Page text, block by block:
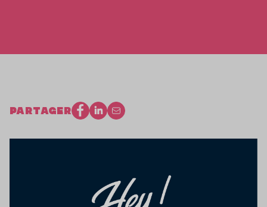
PARTAGER